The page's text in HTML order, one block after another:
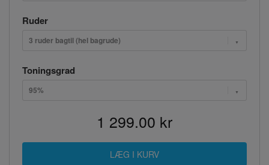
Ruder
3 ruder bagtil (hel bagrude)
Toningsgrad
95%
1 299.00 kr